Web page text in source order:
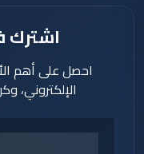
اشترك
احصل على أهم
الإلكتروني،